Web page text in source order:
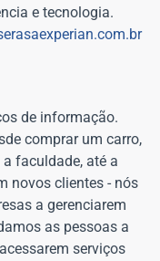
e tecnologia.
de informação.
comprar um carro,
faculdade, até a
novos clientes - nós
a gerenciarem
as pessoas a
serviços